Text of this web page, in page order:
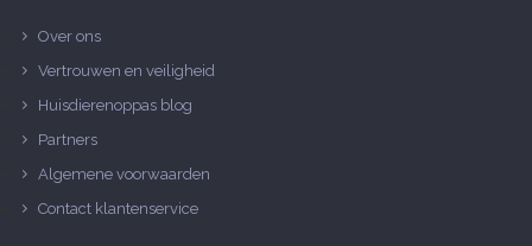
Over ons
Vertrouwen en veiligheid
Huisdierenoppas blog
Partners
Algemene voorwaarden
Contact klantenservice